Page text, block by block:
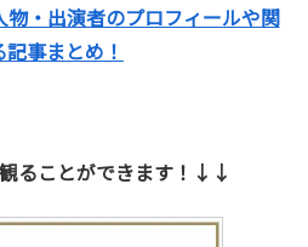
物・出演者のプロフィールや関
事まとめ！
観ることができます！↓↓